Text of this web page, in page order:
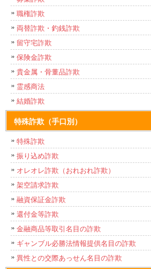
職権詐欺
両替詐欺・釣銭詐欺
留守宅詐欺
保険金詐欺
貴金属・骨董品詐欺
霊感商法
結婚詐欺
特殊詐欺（手口別）
特殊詐欺
振り込め詐欺
オレオレ詐欺（おれおれ詐欺）
架空請求詐欺
融資保証金詐欺
還付金等詐欺
金融商品等取引名目の詐欺
ギャンブル必勝法情報提供名目の詐欺
異性との交際あっせん名目の詐欺